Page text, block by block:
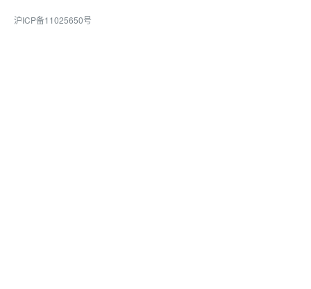
沪ICP备11025650号